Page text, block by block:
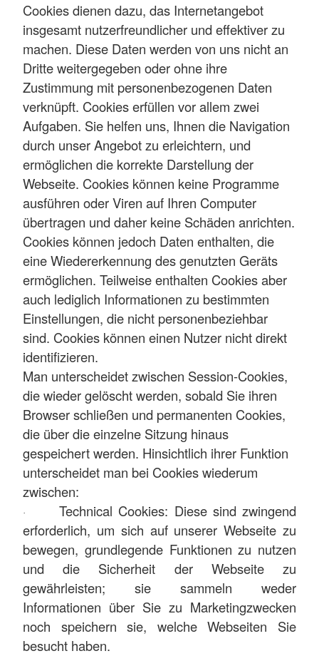
Cookies dienen dazu, das Internetangebot
insgesamt nutzerfreundlicher und effektiver zu
machen. Diese Daten werden von uns nicht an
Dritte weitergegeben oder ohne ihre
Zustimmung mit personenbezogenen Daten
verknüpft. Cookies erfüllen vor allem zwei
Aufgaben. Sie helfen uns, Ihnen die Navigation
durch unser Angebot zu erleichtern, und
ermöglichen die korrekte Darstellung der
Webseite. Cookies können keine Programme
ausführen oder Viren auf Ihren Computer
übertragen und daher keine Schäden anrichten.
Cookies können jedoch Daten enthalten, die
eine Wiedererkennung des genutzten Geräts
ermöglichen. Teilweise enthalten Cookies aber
auch lediglich Informationen zu bestimmten
Einstellungen, die nicht personenbeziehbar
sind. Cookies können einen Nutzer nicht direkt
identifizieren.
Man unterscheidet zwischen Session-Cookies,
die wieder gelöscht werden, sobald Sie ihren
Browser schließen und permanenten Cookies,
die über die einzelne Sitzung hinaus
gespeichert werden. Hinsichtlich ihrer Funktion
unterscheidet man bei Cookies wiederum
zwischen:
·
Technical Cookies: Diese sind zwingend
erforderlich, um sich auf unserer Webseite zu
bewegen, grundlegende Funktionen zu nutzen
und die Sicherheit der Webseite zu
gewährleisten; sie sammeln weder
Informationen über Sie zu Marketingzwecken
noch speichern sie, welche Webseiten Sie
besucht haben.